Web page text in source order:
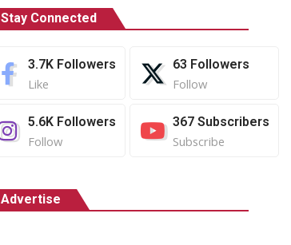
Stay Connected
3.7K Followers
Like
63 Followers
Follow
5.6K Followers
Follow
367 Subscribers
Subscribe
Advertise